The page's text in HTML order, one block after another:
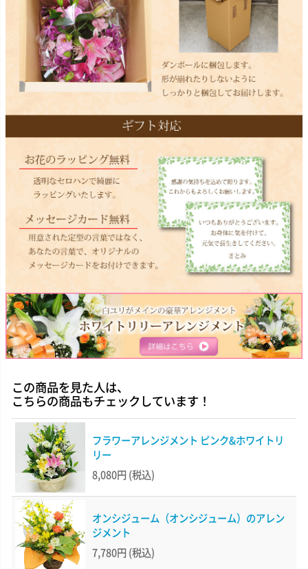
この商品を見た人は、
こちらの商品もチェックしています！
フラワーアレンジメント ピンク&ホワイトリ
リー
8,080円 (税込)
オンシジューム（オンシジューム）のアレン
ジメント
7,780円 (税込)